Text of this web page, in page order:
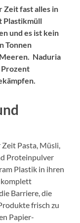
Zeit fast alles in
Plastikmüll
und es ist kein
Tonnen
Naduria
Prozent
Pasta, Müsli,
Proteinpulver
Plastik in ihren
komplett
Barriere, die
frisch zu
Papier-